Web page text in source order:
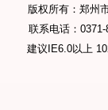
版权所有：郑州
联系电话：
建议IE6.0以上